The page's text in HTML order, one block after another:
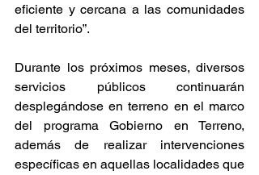
eficiente y cercana a las comunidades
del territorio”.
Durante los próximos meses, diversos
servicios públicos continuarán
desplegándose en terreno en el marco
del programa Gobierno en Terreno,
además de realizar intervenciones
específicas en aquellas localidades que